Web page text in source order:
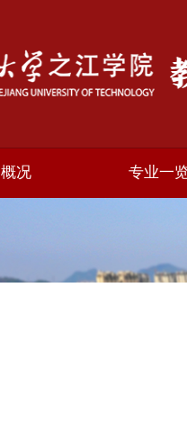
概况 专业一